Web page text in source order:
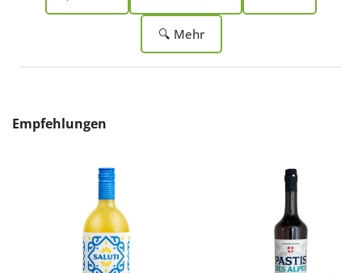
🔍 Mehr
Produktgalerie überspringen
Empfehlungen